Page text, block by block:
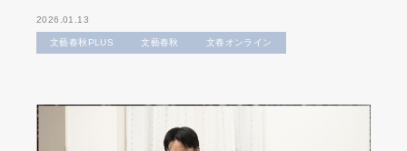
2026.01.13
文藝春秋PLUS 文藝春秋 文春オンライン